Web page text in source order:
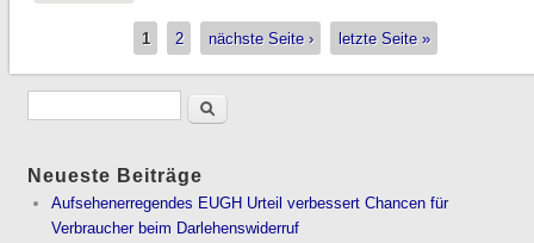
1 2 nächste Seite › letzte Seite »
Neueste Beiträge
Aufsehenerregendes EUGH Urteil verbessert Chancen für
Verbraucher beim Darlehenswiderruf